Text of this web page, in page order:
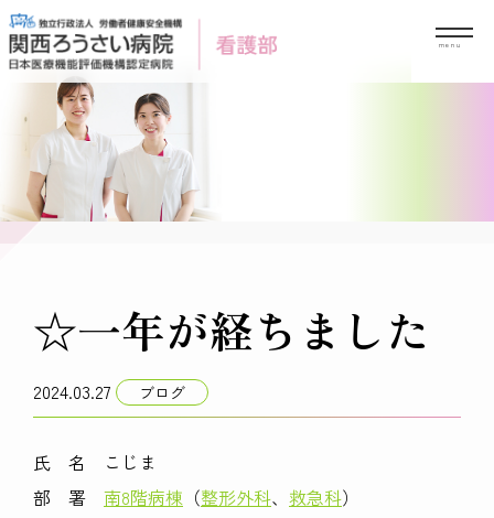
Skip
to
content
☆一年が経ちました
2024.03.27 ブログ
氏 名 こじま
部 署 南8階病棟 （整形外科、 救急科）